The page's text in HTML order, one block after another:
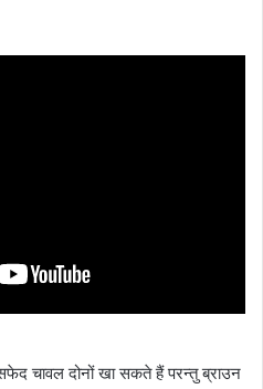
चावल दोनों खा सकते हैं परन्तु ब्राउन